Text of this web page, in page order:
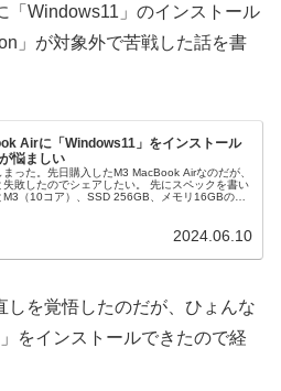
「Windows11」のインストール
」が対象外で苦戦した話を書
Airに「Windows11」をインストール
悩ましい
まった。先日購入したM3 MacBook Airなのだが、
失敗したのでシェアしたい。 先にスペックを書い
M3（10コア）、SSD 256GB、メモリ16GBの
2024.06.10
しを覚悟したのだが、ひょんな
をインストールできたので経